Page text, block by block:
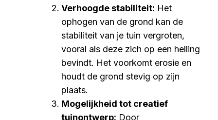
Verhoogde stabiliteit: Het
ophogen van de grond kan de
stabiliteit van je tuin vergroten,
vooral als deze zich op een helling
bevindt. Het voorkomt erosie en
houdt de grond stevig op zijn
plaats.
Mogelijkheid tot creatief
tuinontwerp: Door